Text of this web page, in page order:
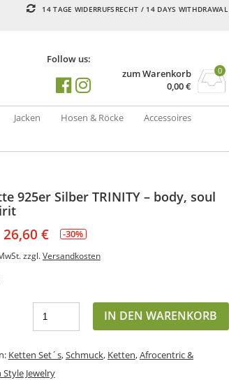
14 TAGE WIDERRUFSRECHT / 14 DAYS WITHDRAWAL
Follow us:
zum Warenkorb
0,00€
0
Jacken Hosen & Röcke
Accessoires
925er Silber TRINITY – body, soul
26,60 € -30%
zzgl. Versandkosten
IN DEN WARENKORB
Ketten Set´s,Schmuck, Ketten,Afrocentric &
Jewelry